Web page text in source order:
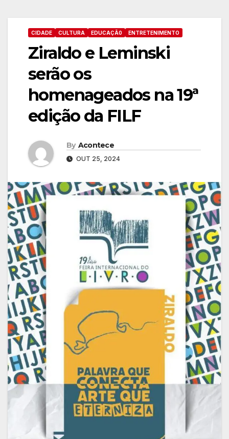
CIDADE CULTURA EDUCAÇÃ0 ENTRETENIMENTO
Ziraldo e Leminski
serão os
homenageados na 19ª
edição da FILF
By Acontece
OUT 25, 2024